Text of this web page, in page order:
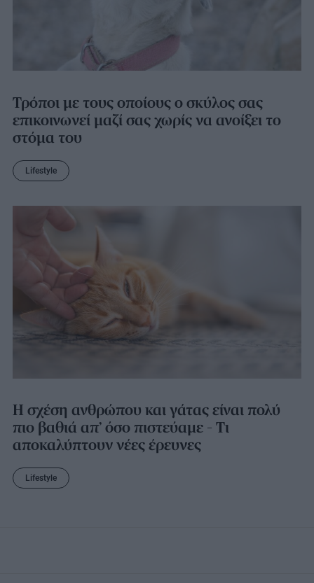
Τρόποι με τους οποίους ο σκύλος σας
επικοινωνεί μαζί σας χωρίς να ανοίξει το
στόμα του
Lifestyle
Η σχέση ανθρώπου και γάτας είναι πολύ
πιο βαθιά απ’ όσο πιστεύαμε – Τι
αποκαλύπτουν νέες έρευνες
Lifestyle